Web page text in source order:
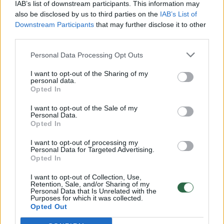
IAB’s list of downstream participants. This information may
also be disclosed by us to third parties on the IAB’s List of
Downstream Participants that may further disclose it to other
Personal Data Processing Opt Outs
I want to opt-out of the Sharing of my
personal data.
Opted In
I want to opt-out of the Sale of my
Personal Data.
Opted In
I want to opt-out of processing my
Personal Data for Targeted Advertising.
Opted In
I want to opt-out of Collection, Use,
Retention, Sale, and/or Sharing of my
Personal Data that Is Unrelated with the
Purposes for which it was collected.
Opted Out
vaiko gyvybių išgelbėti nepavyko
Žinios | Lietuvos diena
00:00:57
32 laipsnių šilumos
Žinios | Orai
V. Zalužno pasisakymą laiko bandymu įsitvirtinti
Ukrainos politikoje: jis yra neteisus
Laidos Nauja diena
00:00:59
Nufilmavo, kaip patvino Vilniaus Vakarinis aplinkkelis:
vaizdas pribloškia
Žinios | Lietuvos diena